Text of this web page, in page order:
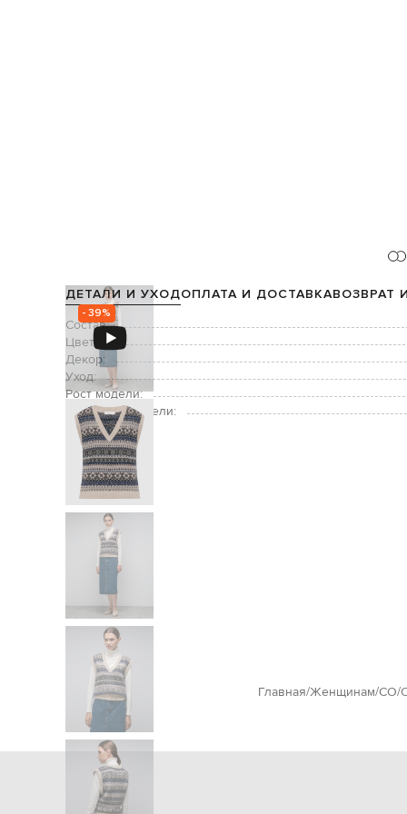
- 39%
ДЕТАЛИ И УХОДОПЛАТА И ДОСТАВКАВОЗВРАТ
Состав:
Цвет:
Декор:
Уход:
Рост модели:
Размер на модели:
Главная Женщинам CO